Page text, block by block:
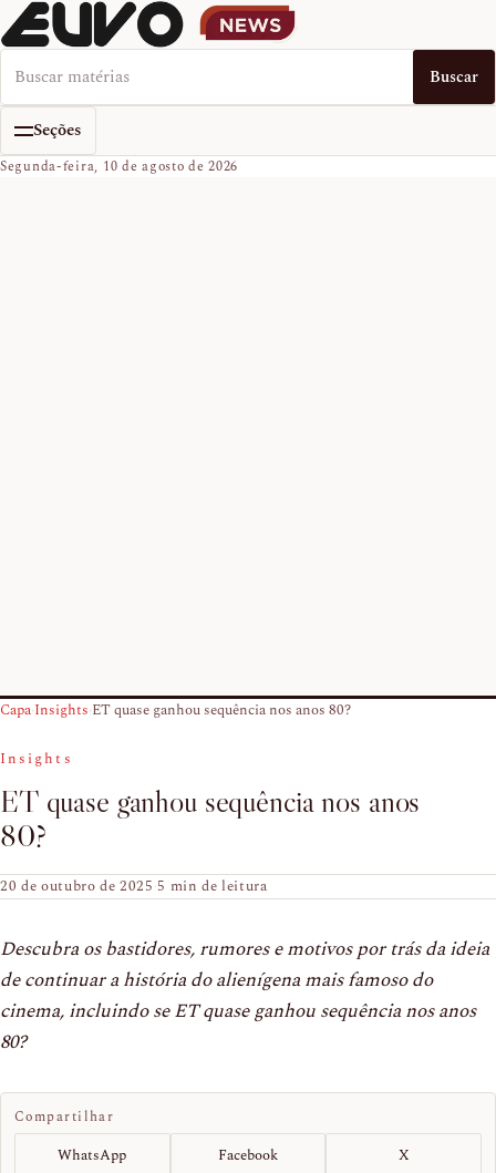
Buscar no EUVO News Buscar
Seções
Segunda-feira, 10 de agosto de 2026
Capa›Insights›ET quase ganhou sequência nos anos 80?
Insights
ET quase ganhou sequência nos anos
80?
20 de outubro de 2025·5 min de leitura
Descubra os bastidores, rumores e motivos por trás da ideia
de continuar a história do alienígena mais famoso do
cinema, incluindo se ET quase ganhou sequência nos anos
80?
Compartilhar
WhatsApp Facebook X